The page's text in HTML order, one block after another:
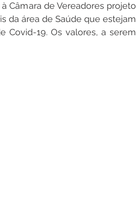
Malária
Câmara de Vereadores projeto
da área de Saúde que estejam
19. Os valores, a serem